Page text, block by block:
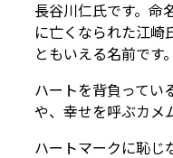
長谷川仁氏です。命
に亡くなられた江崎
ともいえる名前です。
ハートを背負ってい
や、幸せを呼ぶカメ
ハートマークに恥じ